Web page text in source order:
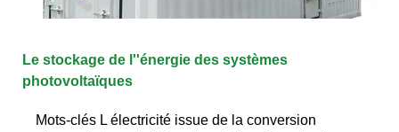
Le stockage de l''énergie des systèmes
photovoltaïques
Mots-clés L électricité issue de la conversion